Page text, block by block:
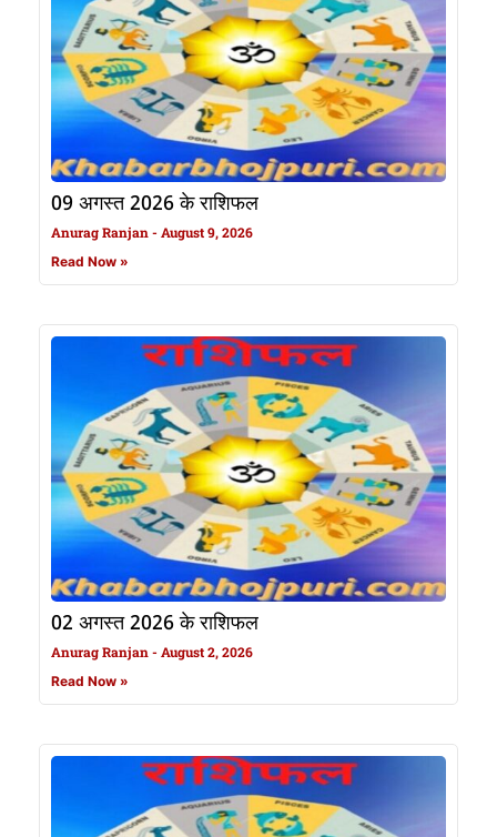
09 अगस्त 2026 के राशिफल
Anurag Ranjan August 9, 2026
Read Now »
02 अगस्त 2026 के राशिफल
Anurag Ranjan August 2, 2026
Read Now »